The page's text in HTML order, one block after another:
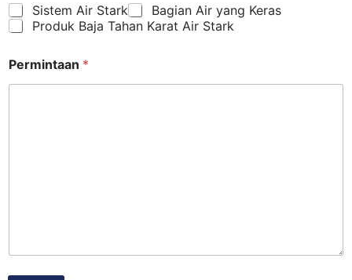
Sistem Air Stark
Bagian Air yang Keras
Produk Baja Tahan Karat Air Stark
Permintaan *